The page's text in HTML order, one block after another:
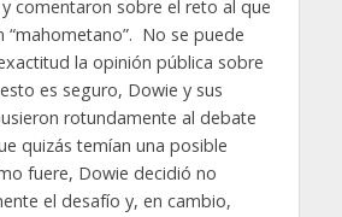
comentaron sobre el reto al que
“mahometano”. No se puede
la opinión pública sobre
es seguro, Dowie y sus
rotundamente al debate
quizás temían una posible
fuere, Dowie decidió no
el desafío y, en cambio,